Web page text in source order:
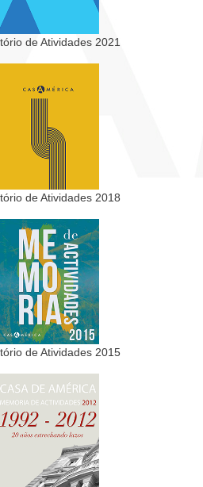
de Atividades 2021
de Atividades 2018
de Atividades 2015